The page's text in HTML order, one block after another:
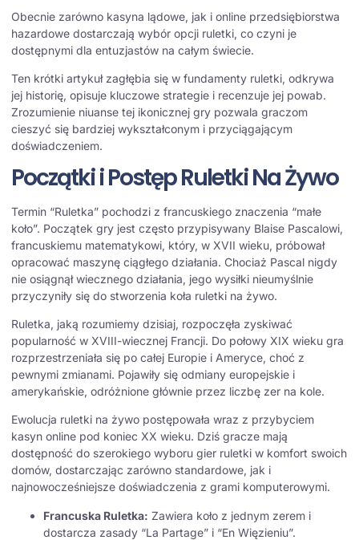
Obecnie zarówno kasyna lądowe, jak i online przedsiębiorstwa
hazardowe dostarczają wybór opcji ruletki, co czyni je
dostępnymi dla entuzjastów na całym świecie.
Ten krótki artykuł zagłębia się w fundamenty ruletki, odkrywa
jej historię, opisuje kluczowe strategie i recenzuje jej powab.
Zrozumienie niuanse tej ikonicznej gry pozwala graczom
cieszyć się bardziej wykształconym i przyciągającym
doświadczeniem.
Początki i Postęp Ruletki Na Żywo
Termin “Ruletka” pochodzi z francuskiego znaczenia “małe
koło”. Początek gry jest często przypisywany Blaise Pascalowi,
francuskiemu matematykowi, który, w XVII wieku, próbował
opracować maszynę ciągłego działania. Chociaż Pascal nigdy
nie osiągnął wiecznego działania, jego wysiłki nieumyślnie
przyczyniły się do stworzenia koła ruletki na żywo.
Ruletka, jaką rozumiemy dzisiaj, rozpoczęła zyskiwać
popularność w XVIII-wiecznej Francji. Do połowy XIX wieku gra
rozprzestrzeniała się po całej Europie i Ameryce, choć z
pewnymi zmianami. Pojawiły się odmiany europejskie i
amerykańskie, odróżnione głównie przez liczbę zer na kole.
Ewolucja ruletki na żywo postępowała wraz z przybyciem
kasyn online pod koniec XX wieku. Dziś gracze mają
dostępność do szerokiego wyboru gier ruletki w komfort swoich
domów, dostarczając zarówno standardowe, jak i
najnowocześniejsze doświadczenia z grami komputerowymi.
Francuska Ruletka: Zawiera koło z jednym zerem i
dostarcza zasady “La Partage” i “En Więzieniu”.